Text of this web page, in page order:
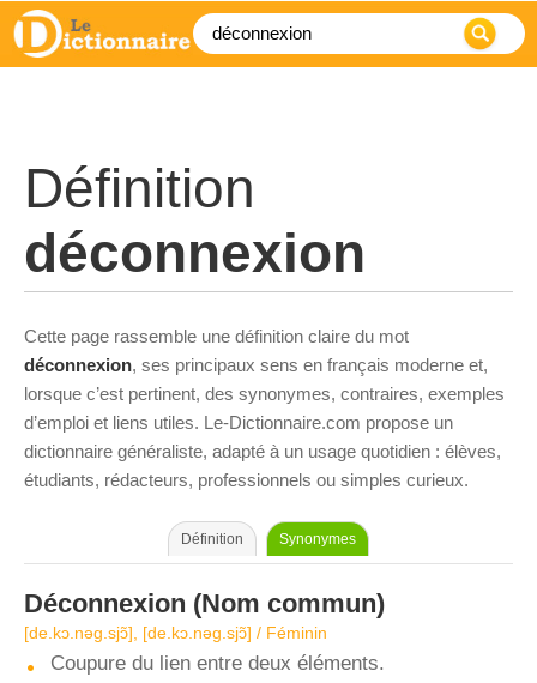
Définition
déconnexion
Cette page rassemble une définition claire du mot
déconnexion, ses principaux sens en français moderne et,
lorsque c’est pertinent, des synonymes, contraires, exemples
d’emploi et liens utiles. Le-Dictionnaire.com propose un
dictionnaire généraliste, adapté à un usage quotidien : élèves,
étudiants, rédacteurs, professionnels ou simples curieux.
Définition Synonymes
Déconnexion (Nom commun)
[de.kɔ.nǝɡ.sjɔ̃], [de.kɔ.nǝg.sjɔ̃] / Féminin
Coupure du lien entre deux éléments.